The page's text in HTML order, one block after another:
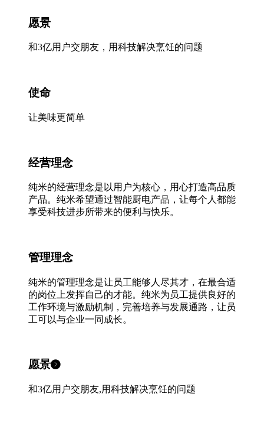
愿景
和3亿用户交朋友，用科技解决烹饪的问题
使命
让美味更简单
经营理念
纯米的经营理念是以用户为核心，用心打造高品质
产品。纯米希望通过智能厨电产品，让每个人都能
享受科技进步所带来的便利与快乐。
管理理念
纯米的管理理念是让员工能够人尽其才，在最合适
的岗位上发挥自己的才能。纯米为员工提供良好的
工作环境与激励机制，完善培养与发展通路，让员
工可以与企业一同成长。
愿景
和3亿用户交朋友,用科技解决烹饪的问题